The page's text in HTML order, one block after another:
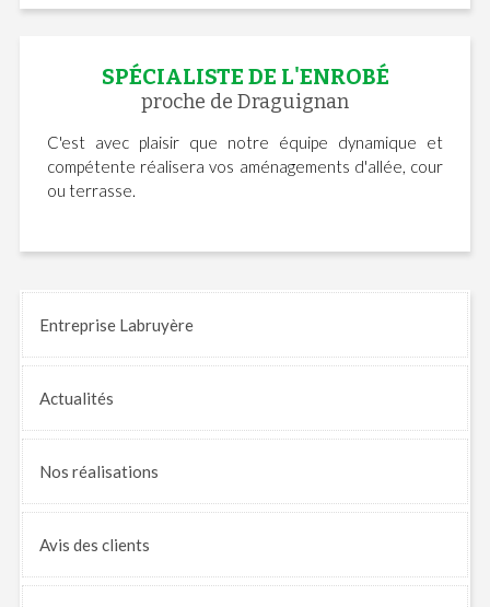
SPÉCIALISTE DE L'ENROBÉ
proche de Draguignan
C'est avec plaisir que notre équipe dynamique et
compétente réalisera vos aménagements d'allée, cour
ou terrasse.
Entreprise Labruyère
Actualités
Nos réalisations
Avis des clients